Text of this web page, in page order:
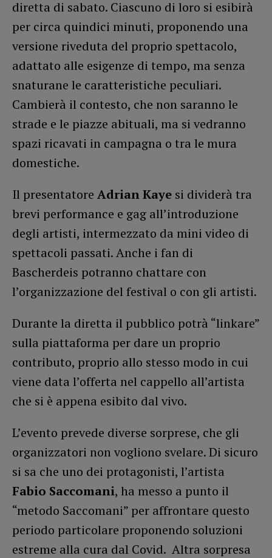
diretta di sabato. Ciascuno di loro si esibirà
per circa quindici minuti, proponendo una
versione riveduta del proprio spettacolo,
adattato alle esigenze di tempo, ma senza
snaturane le caratteristiche peculiari.
Cambierà il contesto, che non saranno le
strade e le piazze abituali, ma si vedranno
spazi ricavati in campagna o tra le mura
domestiche.
Il presentatore Adrian Kaye si dividerà tra
brevi performance e gag all’introduzione
degli artisti, intermezzato da mini video di
spettacoli passati. Anche i fan di
Bascherdeis potranno chattare con
l’organizzazione del festival o con gli artisti.
Durante la diretta il pubblico potrà “linkare”
sulla piattaforma per dare un proprio
contributo, proprio allo stesso modo in cui
viene data l’offerta nel cappello all’artista
che si è appena esibito dal vivo.
L’evento prevede diverse sorprese, che gli
organizzatori non vogliono svelare. Di sicuro
si sa che uno dei protagonisti, l’artista
Fabio Saccomani, ha messo a punto il
“metodo Saccomani” per affrontare questo
periodo particolare proponendo soluzioni
estreme alla cura dal Covid. Altra sorpresa